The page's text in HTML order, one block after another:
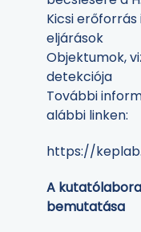
Kicsi
eljárások
Objektumok,
detekciója
További
alábbi linken:
https://
A
bemutatása